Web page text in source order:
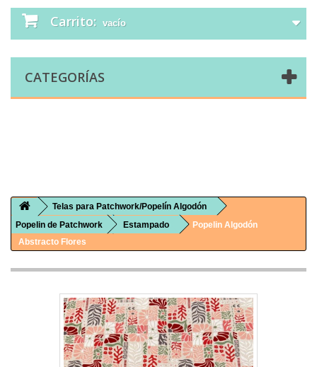
Carrito: vacío
CATEGORÍAS
Telas para Patchwork/Popelín Algodón
Popelin de Patchwork
Estampado
Popelin Algodón
Abstracto Flores